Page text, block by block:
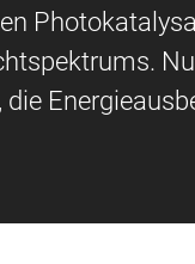
die